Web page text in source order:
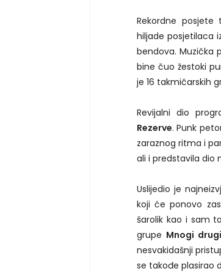
Rekordne
hiljade posjetilaca
bendova. Muzička
bine čuo žestoki
je 16 takmičarskih
Revijalni dio
Rezerve. Punk
zaraznog ritma i
ali i predstavila dio
Uslijedio je
koji će ponovo
šarolik kao i sam
grupe Mnogi drugi
nesvakidašnji
se takođe plasirao